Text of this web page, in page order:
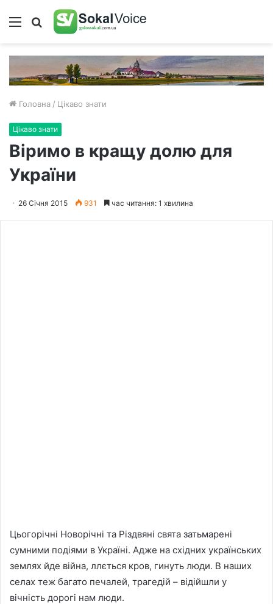
Меню Пошук
Головна / Цікаво знати
Цікаво знати
Віримо в кращу долю для
України
26 Січня 2015 931 час читання: 1 хвилина
Цьогорічні Новорічні та Різдвяні свята затьмарені
сумними подіями в Україні. Адже на східних українських
землях йде війна, ллється кров, гинуть люди. В наших
селах теж багато печалей, трагедій – відійшли у
вічність дорогі нам люди.